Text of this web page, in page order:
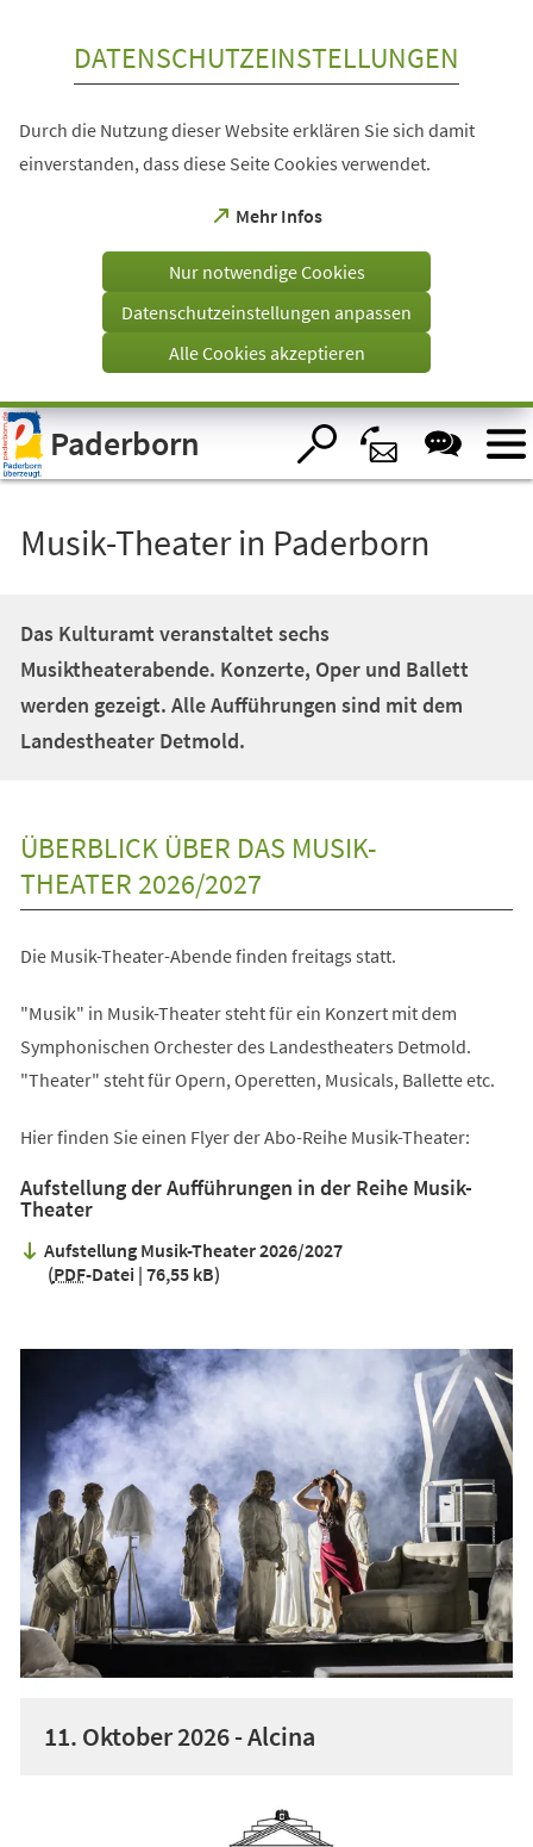
Visuelle
Assistenzsoftware
öffnen.
DATENSCHUTZEINSTELLUNGEN
Durch die Nutzung dieser Website erklären Sie sich damit
einverstanden, dass diese Seite Cookies verwendet.
Mehr Infos
(Öffnet
einem
Tab)
Nur notwendige Cookies
Datenschutzeinstellungen anpassen
Alle Cookies akzeptieren
Paderborn
Musik-Theater in Paderborn
Das Kulturamt veranstaltet sechs
Musiktheaterabende. Konzerte, Oper und Ballett
werden gezeigt. Alle Aufführungen sind mit dem
Landestheater Detmold.
ÜBERBLICK ÜBER DAS MUSIK-
THEATER 2026/2027
Die Musik-Theater-Abende finden freitags statt.
"Musik" in Musik-Theater steht für ein Konzert mit dem
Symphonischen Orchester des Landestheaters Detmold.
"Theater" steht für Opern, Operetten, Musicals, Ballette etc.
Hier finden Sie einen Flyer der Abo-Reihe Musik-Theater:
Aufstellung der Aufführungen in der Reihe Musik-
Theater
Aufstellung Musik-Theater 2026/2027
PDF-Datei 76,55 kB
11. Oktober 2026 - Alcina